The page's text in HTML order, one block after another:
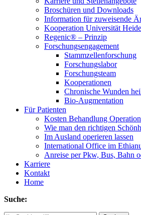
Broschüren und Downloads
Information für zuweisende
Kooperation Universität
Regenic® – Prinzip
Forschungsengagement
Stammzellenforschung
Forschungslabor
Forschungsteam
Kooperationen
Chronische Wunden
Bio-Augmentation
Für Patienten
Kosten Behandlung
Wie man den richtigen
Im Ausland operieren lassen
International Office im
Anreise per Pkw, Bus, Bahn
Karriere
Kontakt
Home
Suche: